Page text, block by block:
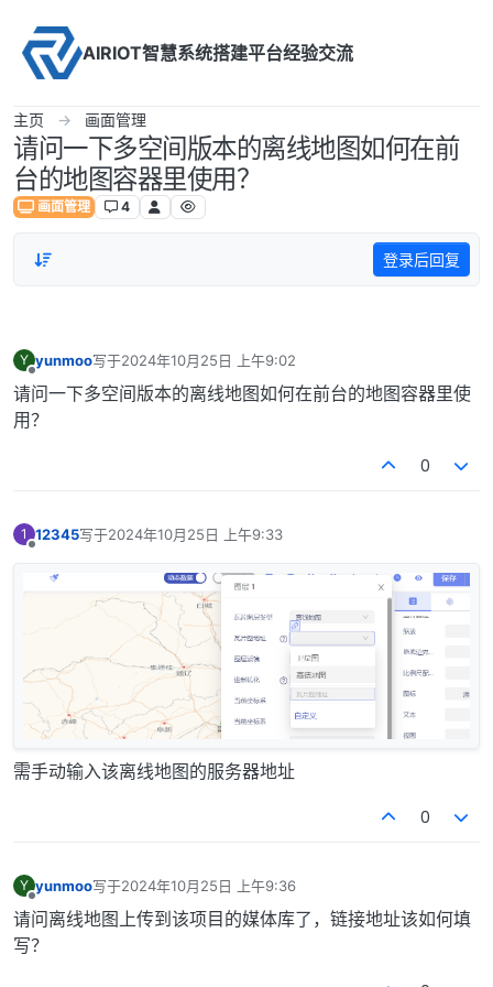
AIRIOT智慧系统搭建平台经验交流
主页 画面管理
请问一下多空间版本的离线地图如何在前
台的地图容器里使用？
画面管理 4
登录后回复
Y
离线
yunmoo写于2024年10月25日 上午9:02
最后由 编辑
请问一下多空间版本的离线地图如何在前台的地图容器里使
用？
0
1 12345写于2024年10月25日 上午9:33
最后由 编辑
需手动输入该离线地图的服务器地址
0
Y yunmoo写于2024年10月25日 上午9:36
最后由 编辑
请问离线地图上传到该项目的媒体库了，链接地址该如何填
写？